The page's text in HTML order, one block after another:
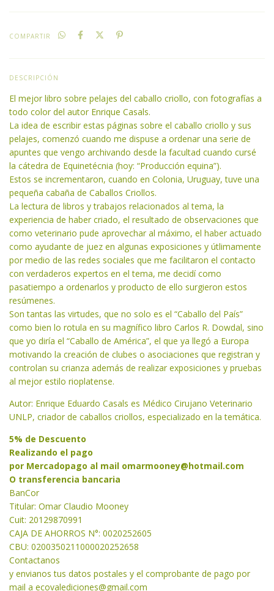
COMPARTIR
DESCRIPCIÓN
El mejor libro sobre pelajes del caballo criollo, con fotografías a
todo color del autor Enrique Casals.
La idea de escribir estas páginas sobre el caballo criollo y sus
pelajes, comenzó cuando me dispuse a ordenar una serie de
apuntes que vengo archivando desde la facultad cuando cursé
la cátedra de Equinetécnia (hoy: “Producción equina”).
Estos se incrementaron, cuando en Colonia, Uruguay, tuve una
pequeña cabaña de Caballos Criollos.
La lectura de libros y trabajos relacionados al tema, la
experiencia de haber criado, el resultado de observaciones que
como veterinario pude aprovechar al máximo, el haber actuado
como ayudante de juez en algunas exposiciones y útlimamente
por medio de las redes sociales que me facilitaron el contacto
con verdaderos expertos en el tema, me decidí como
pasatiempo a ordenarlos y producto de ello surgieron estos
resúmenes.
Son tantas las virtudes, que no solo es el “Caballo del País”
como bien lo rotula en su magnífico libro Carlos R. Dowdal, sino
que yo diría el “Caballo de América”, el que ya llegó a Europa
motivando la creación de clubes o asociaciones que registran y
controlan su crianza además de realizar exposiciones y pruebas
al mejor estilo rioplatense.
Autor: Enrique Eduardo Casals es Médico Cirujano Veterinario
UNLP, criador de caballos criollos, especializado en la temática.
5% de Descuento
Realizando el pago
por Mercadopago al mail omarmooney@hotmail.com
O transferencia bancaria
BanCor
Titular: Omar Claudio Mooney
Cuit: 20129870991
CAJA DE AHORROS N°: 0020252605
CBU: 0200350211000020252658
Contactanos
y envianos tus datos postales y el comprobante de pago por
mail a ecovalediciones@gmail.com